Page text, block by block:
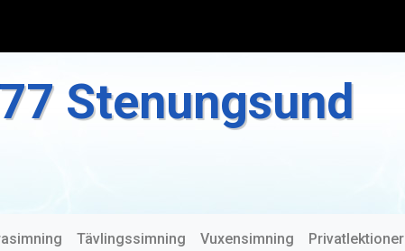
Stenungsund
Tävlingssimning Vuxensimning Privatlektioner